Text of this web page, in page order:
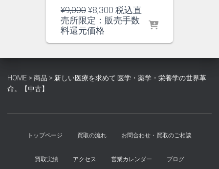
¥9,000元
の
価
¥9,000
し
¥8,300 現
在
は
で
税込直
売所限定：販売手数
料還元価格
HOME > 商品 > 新しい医療を求めて 医学・薬学・栄養学の世界革
命。【中古】
トップページ 買取の流れ お問合わせ・買取のご相談
買取実績 アクセス 営業カレンダー ブログ